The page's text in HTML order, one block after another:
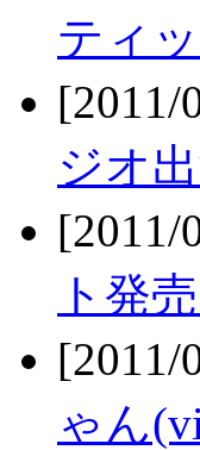
ティ
ジオ
ト発
ゃん